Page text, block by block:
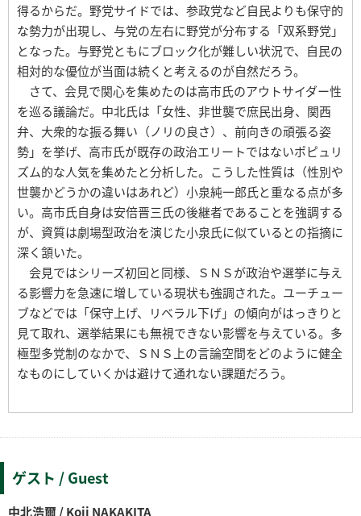
得るからだ。野党サイドでは、参政党など自民よりも保守的
な勢力が出現し、与党の左右に野党が分布する「双系野党」
となった。与野党ともにブロック化が難しい状況で、自民の
相対的な優位が当面は続くと考えるのが自然だろう。
さて、会見で関心を集めたのは高市氏のアウトサイダー性
を巡る議論だ。中北氏は「女性、非世襲で庶民出身、関西
弁、大衆的な振る舞い（ノリの良さ）、前向きの頑張る姿
勢」を挙げ、高市氏が既存の政治エリートではないポピュリ
ズム的な人気を集めたと分析した。こうした性質は（性別や
世襲かどうかの違いはあれど）小泉純一郎氏と重なる点が多
い。高市氏自身は安倍晋三氏の後継者であることを強調する
が、資質は劇場型政治を演じた小泉氏に似ているとの指摘に
深く頷いた。
会見ではシリーズ初回と同様、ＳＮＳが政治や選挙に与え
る影響力を急速に増している現状も強調された。ユーチュー
ブなどでは「保守上げ、リベラル下げ」の傾向がはっきりと
見て取れ、選挙結果にも無視できない影響を与えている。多
極型多党制のなかで、ＳＮＳ上の言論空間をどのように健全
なものにしていくかは避けて通れない課題だろう。
ゲスト / Guest
中北浩爾 / Koji NAKAKITA